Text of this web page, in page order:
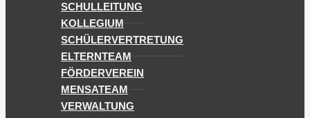
SCHULLEITUNG
KOLLEGIUM
SCHÜLERVERTRETUNG
ELTERNTEAM
FÖRDERVEREIN
MENSATEAM
VERWALTUNG